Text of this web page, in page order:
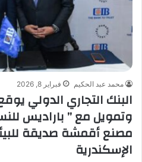
محمد عبد الحكيم فبراير 8, 2026
البنك التجاري الدولي
وتمويل مع ” باراديس
مصنع أقمشة صديقة
الإسكندرية